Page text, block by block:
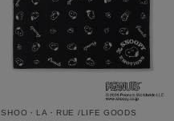
SHOO・LA・RUE /LIFE GOODS